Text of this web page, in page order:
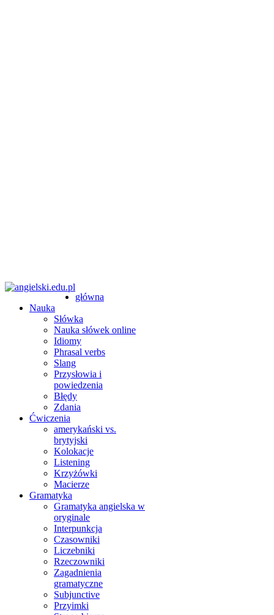
główna
Nauka
Słówka
Nauka słówek online
Idiomy
Phrasal verbs
Slang
Przysłowia i
powiedzenia
Błędy
Zdania
Ćwiczenia
amerykański vs.
brytyjski
Kolokacje
Listening
Krzyżówki
Macierze
Gramatyka
Gramatyka angielska w
oryginale
Interpunkcja
Czasowniki
Liczebniki
Rzeczowniki
Zagadnienia
gramatyczne
Subjunctive
Przyimki